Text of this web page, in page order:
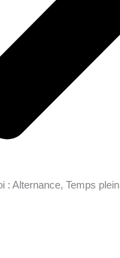
: Alternance, Temps plein